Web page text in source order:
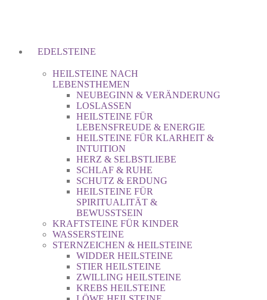
EDELSTEINE
HEILSTEINE NACH
LEBENSTHEMEN
NEUBEGINN & VERÄNDERUNG
LOSLASSEN
HEILSTEINE FÜR
LEBENSFREUDE & ENERGIE
HEILSTEINE FÜR KLARHEIT &
INTUITION
HERZ & SELBSTLIEBE
SCHLAF & RUHE
SCHUTZ & ERDUNG
HEILSTEINE FÜR
SPIRITUALITÄT &
BEWUSSTSEIN
KRAFTSTEINE FÜR KINDER
WASSERSTEINE
STERNZEICHEN & HEILSTEINE
WIDDER HEILSTEINE
STIER HEILSTEINE
ZWILLING HEILSTEINE
KREBS HEILSTEINE